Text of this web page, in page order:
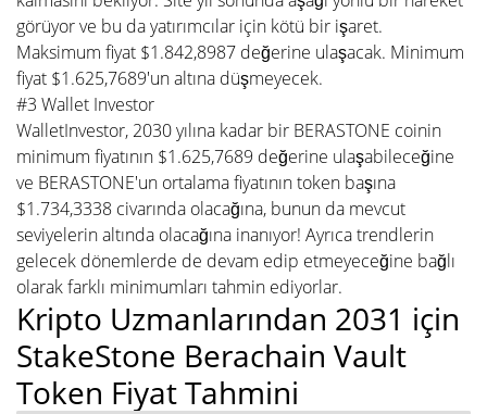
görüyor ve bu da yatırımcılar için kötü bir işaret.
Maksimum fiyat $1.842,8987 değerine ulaşacak. Minimum
fiyat $1.625,7689'un altına düşmeyecek.
#3 Wallet Investor
WalletInvestor, 2030 yılına kadar bir BERASTONE coinin
minimum fiyatının $1.625,7689 değerine ulaşabileceğine
ve BERASTONE'un ortalama fiyatının token başına
$1.734,3338 civarında olacağına, bunun da mevcut
seviyelerin altında olacağına inanıyor! Ayrıca trendlerin
gelecek dönemlerde de devam edip etmeyeceğine bağlı
olarak farklı minimumları tahmin ediyorlar.
Kripto Uzmanlarından 2031 için
StakeStone Berachain Vault
Token Fiyat Tahmini